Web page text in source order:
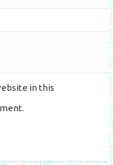
in this